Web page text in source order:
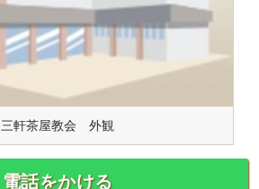
三軒茶屋教会 外観
電話をかける